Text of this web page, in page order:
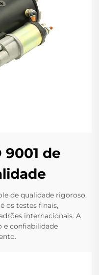
9001 de
de qualidade rigoroso,
os testes finais,
internacionais. A
e confiabilidade